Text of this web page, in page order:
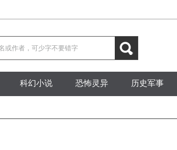
科幻小说 恐怖灵异 历史军事